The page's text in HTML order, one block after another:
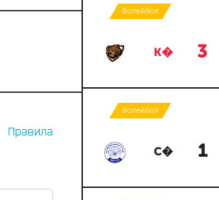
Правила
Волейбол
К� 3
Волейбол
С� 1